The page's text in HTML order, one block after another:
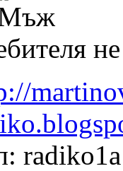
radiko1a